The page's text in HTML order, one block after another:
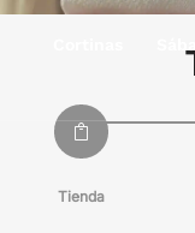

Tienda